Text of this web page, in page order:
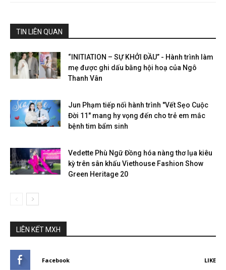
TIN LIÊN QUAN
“INITIATION – SỰ KHỞI ĐẦU” - Hành trình làm
mẹ được ghi dấu bằng hội hoạ của Ngô
Thanh Vân
Jun Phạm tiếp nối hành trình "Vết Sẹo Cuộc
Đời 11" mang hy vọng đến cho trẻ em mắc
bệnh tim bẩm sinh
Vedette Phù Ngữ Đồng hóa nàng thơ lụa kiêu
kỳ trên sân khấu Viethouse Fashion Show
Green Heritage 20
LIÊN KẾT MXH
Facebook LIKE